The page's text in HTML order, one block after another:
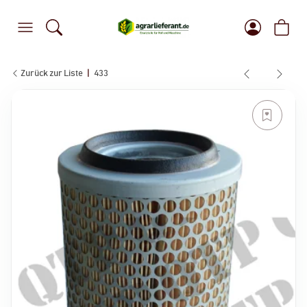
Zurück zur Liste 433